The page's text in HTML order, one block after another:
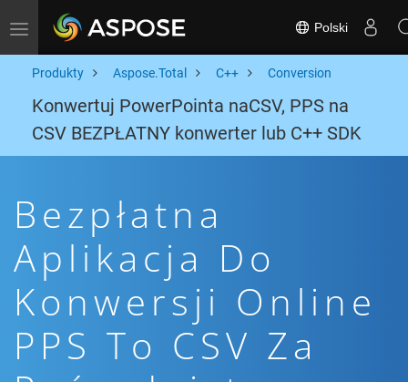
Toggle navigation Polski
Produkty Aspose.Total C++ Conversion
Konwertuj PowerPointa naCSV, PPS na
CSV BEZPŁATNY konwerter lub C++ SDK
Bezpłatna
Aplikacja Do
Konwersji Online
PPS To CSV Za